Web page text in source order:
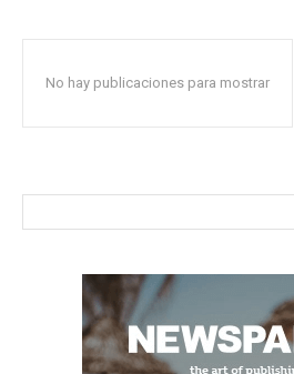
No hay publicaciones para mostrar